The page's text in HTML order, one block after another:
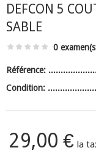
DEFCON 5
SABLE
0
Référence:
Condition:
29,00 € la